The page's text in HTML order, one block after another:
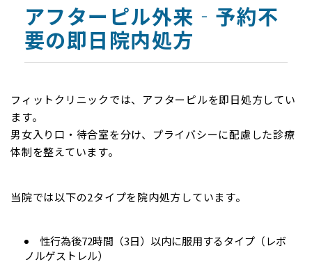
アフターピル外来‐予約不
要の即日院内処方
フィットクリニックでは、アフターピルを即日処方してい
ます。
男女入り口・待合室を分け、プライバシーに配慮した診療
体制を整えています。
当院では以下の2タイプを院内処方しています。
性行為後72時間（3日）以内に服用するタイプ（レボ
ノルゲストレル）